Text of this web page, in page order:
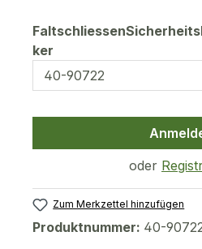
ker
oder
Zum Merkzettel hinzufügen
Produktnummer: 40-